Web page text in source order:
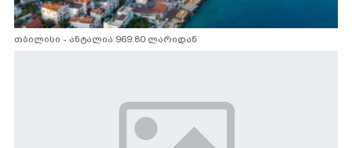
თბილისი - ანტალია 969.80 ლარიდან